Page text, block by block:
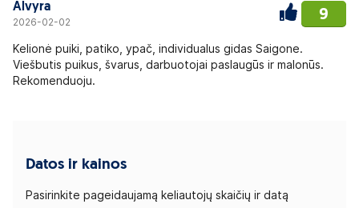
Alvyra
2026-02-02 9
Kelionė puiki, patiko, ypač, individualus gidas Saigone.
Viešbutis puikus, švarus, darbuotojai paslaugūs ir malonūs.
Rekomenduoju.
Datos ir kainos
Pasirinkite pageidaujamą keliautojų skaičių ir datą